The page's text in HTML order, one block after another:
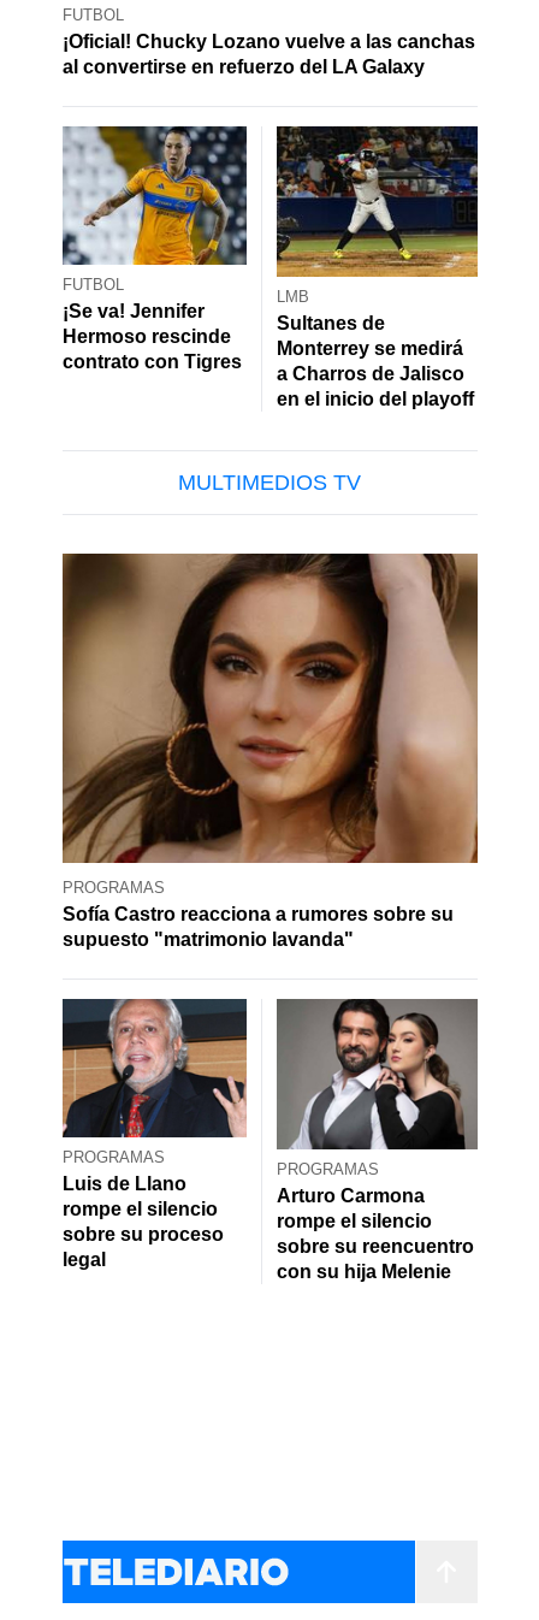
FUTBOL
¡Oficial! Chucky Lozano vuelve a las canchas
al convertirse en refuerzo del LA Galaxy
FUTBOL
¡Se va! Jennifer
Hermoso rescinde
contrato con Tigres
LMB
Sultanes de
Monterrey se medirá
a Charros de Jalisco
en el inicio del playoff
MULTIMEDIOS TV
PROGRAMAS
Sofía Castro reacciona a rumores sobre su
supuesto "matrimonio lavanda"
PROGRAMAS
Luis de Llano
rompe el silencio
sobre su proceso
legal
PROGRAMAS
Arturo Carmona
rompe el silencio
sobre su reencuentro
con su hija Melenie